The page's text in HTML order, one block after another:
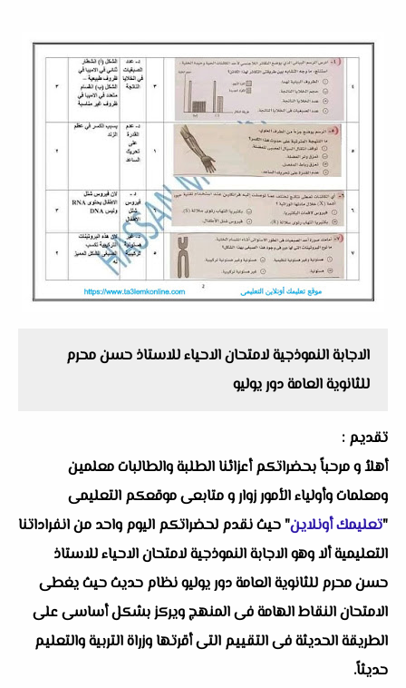
الاجابة النموذجية لامتحان الاحياء للاستاذ حسن محرم
للثانوية العامة دور يوليو
تقديم :
أهلاُ و مرحباً بحضراتكم أعزائنا الطلبة والطالبات معلمين
ومعلمات وأولياء الأمور زوار و متابعى موقعكم التعليمى
"تعليمك أونلاين" حيث نقدم لحضراتكم اليوم واحد من انفراداتنا
التعليمية ألا وهو الاجابة النموذجية لامتحان الاحياء للاستاذ
حسن محرم للثانوية العامة دور يوليو نظام حديث حيث يغطى
الامتحان النقاط الهامة فى المنهج ويركز بشكل أساسى على
الطريقة الحديثة فى التقييم التى أقرتها وزراة التربية والتعليم
حديثاً.